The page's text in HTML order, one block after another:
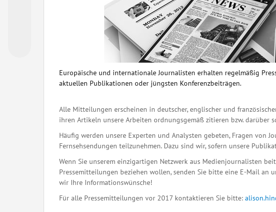
Europäische und internationale Journalisten erhalten regelmäßig
aktuellen Publikationen oder jüngsten Konferenzbeiträgen.
Alle Mitteilungen erscheinen in deutscher, englischer und
ihren Artikeln unsere Arbeiten ordnungsgemäß zitieren bzw. darüber
Häufig werden unsere Experten und Analysten gebeten, Fragen von
Fernsehsendungen teilzunehmen. Dazu sind wir, sofern unsere
Wenn Sie unserem einzigartigen Netzwerk aus Medienjournalisten
Pressemitteilungen beziehen wollen, senden Sie bitte eine E-Mail an
wir Ihre Informationswünsche!
Für alle Pressemitteilungen vor 2017 kontaktieren Sie bitte: